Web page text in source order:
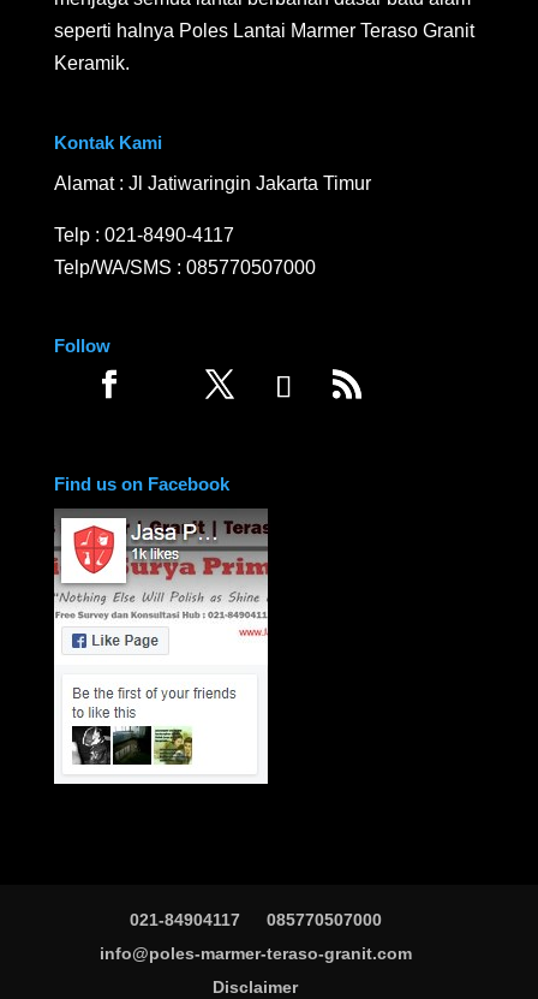
seperti halnya Poles Lantai Marmer Teraso Granit
Keramik.
Kontak Kami
Alamat : Jl Jatiwaringin Jakarta Timur
Telp : 021-8490-4117
Telp/WA/SMS : 085770507000
Follow
Find us on Facebook
021-84904117
085770507000
info@poles-marmer-teraso-granit.com
Disclaimer